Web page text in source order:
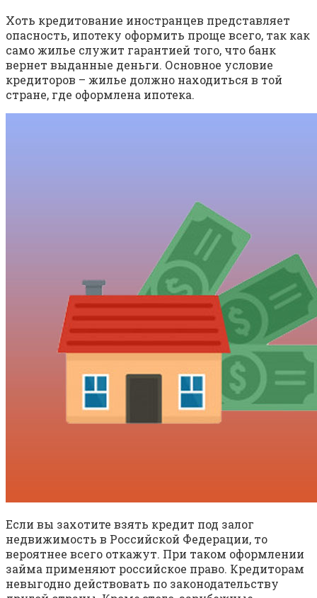
Хоть кредитование иностранцев представляет
опасность, ипотеку оформить проще всего, так как
само жилье служит гарантией того, что банк
вернет выданные деньги. Основное условие
кредиторов – жилье должно находиться в той
стране, где оформлена ипотека.
Если вы захотите взять кредит под залог
недвижимость в Российской Федерации, то
вероятнее всего откажут. При таком оформлении
займа применяют российское право. Кредиторам
невыгодно действовать по законодательству